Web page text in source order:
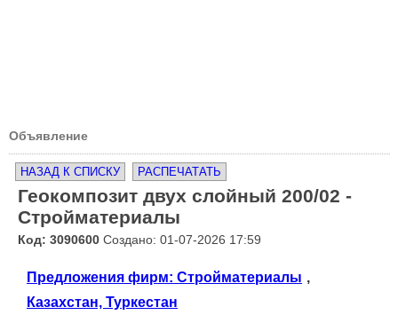
Объявление
НАЗАД К СПИСКУ РАСПЕЧАТАТЬ
Геокомпозит двух слойный 200/02 -
Стройматериалы
Код: 3090600 Создано: 01-07-2026 17:59
Предложения фирм: Стройматериалы ,
Казахстан, Туркестан